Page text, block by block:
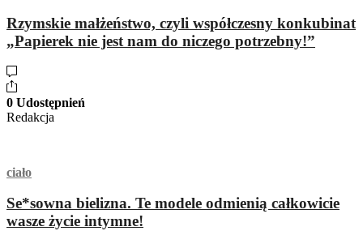
Rzymskie małżeństwo, czyli współczesny konkubinat
„Papierek nie jest nam do niczego potrzebny!”
0 Udostępnień
Redakcja
ciało
Se*sowna bielizna. Te modele odmienią całkowicie
wasze życie intymne!